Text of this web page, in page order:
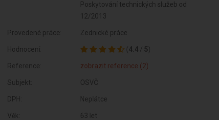
Poskytování technických služeb od
12/2013
Provedené práce: Zednické práce
Hodnocení: ( 4.4 / 5)
Reference: zobrazit reference (2)
Subjekt: OSVČ
DPH: Neplátce
Věk: 63 let